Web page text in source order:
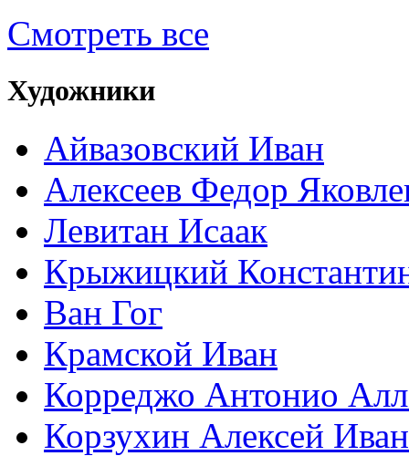
Смотреть все
Художники
Айвазовский Иван
Алексеев Федор
Левитан Исаак
Крыжицкий
Ван Гог
Крамской Иван
Корреджо Антонио
Корзухин Алексей